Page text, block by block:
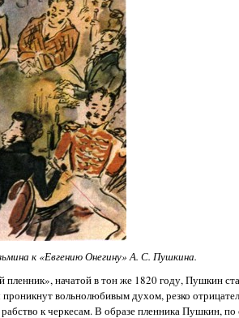
к «Евгению Онегину» А. С. Пушкина.
пленник», начатой в тон же 1820 году, Пушкин
вольнолюбивым духом, резко
к черкесам. В образе пленника Пушкин,